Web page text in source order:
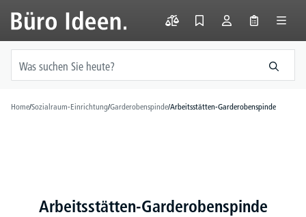
springen
Home/Sozialraum-Einrichtung/Garderobenspinde/Arbeitsstätten-Garderobenspinde
Arbeitsstätten-Garderobenspinde